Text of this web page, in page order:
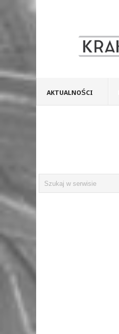
AKTUALNOŚCI